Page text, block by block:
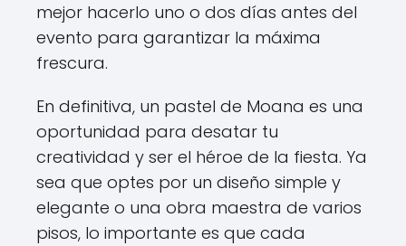
mejor hacerlo uno o dos días antes del
evento para garantizar la máxima
frescura.
En definitiva, un pastel de Moana es una
oportunidad para desatar tu
creatividad y ser el héroe de la fiesta. Ya
sea que optes por un diseño simple y
elegante o una obra maestra de varios
pisos, lo importante es que cada